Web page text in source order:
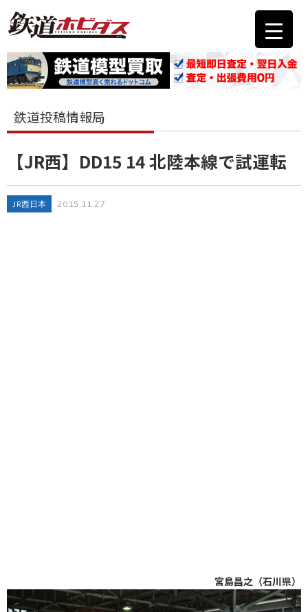
鉄道投稿情報局
【JR西】DD15 14 北陸本線で試運転
JR西日本 2015.11.27
宮島昌之（石川県）